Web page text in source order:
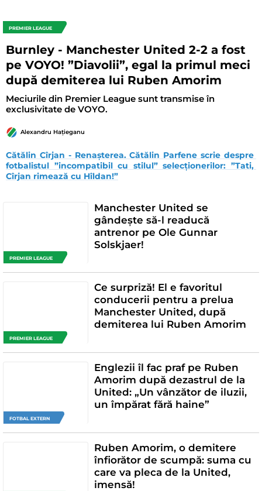
PREMIER LEAGUE
Burnley - Manchester United 2-2 a fost
pe VOYO! ”Diavolii”, egal la primul meci
după demiterea lui Ruben Amorim
Meciurile din Premier League sunt transmise în
exclusivitate de VOYO.
Alexandru Hațieganu
Cătălin Cîrjan - Renașterea. Cătălin Parfene scrie despre
fotbalistul ”incompatibil cu stilul” selecționerilor: ”Tati,
Cîrjan rimează cu Hîldan!”
PREMIER LEAGUE
Manchester United se
gândește să-l readucă
antrenor pe Ole Gunnar
Solskjaer!
PREMIER LEAGUE
Ce surpriză! El e favoritul
conducerii pentru a prelua
Manchester United, după
demiterea lui Ruben Amorim
FOTBAL EXTERN
Englezii îl fac praf pe Ruben
Amorim după dezastrul de la
United: „Un vânzător de iluzii,
un împărat fără haine”
Ruben Amorim, o demitere
înfiorător de scumpă: suma cu
care va pleca de la United,
imensă!